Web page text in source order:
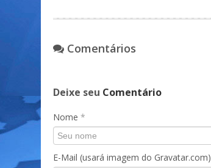
Comentários
Deixe seu Comentário
Nome *
E-Mail (usará imagem do Gravatar.com)